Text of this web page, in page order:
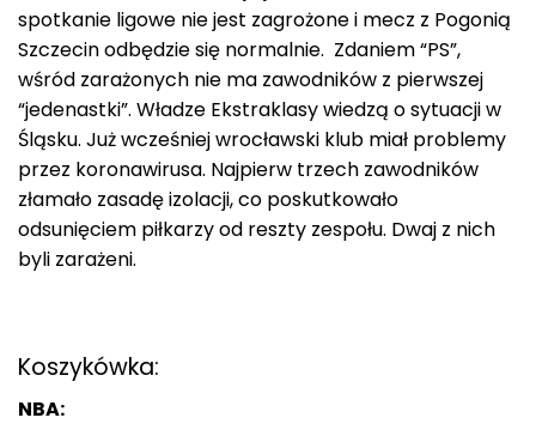
spotkanie ligowe nie jest zagrożone i mecz z Pogonią
Szczecin odbędzie się normalnie. Zdaniem “PS”,
wśród zarażonych nie ma zawodników z pierwszej
“jedenastki”. Władze Ekstraklasy wiedzą o sytuacji w
Śląsku. Już wcześniej wrocławski klub miał problemy
przez koronawirusa. Najpierw trzech zawodników
złamało zasadę izolacji, co poskutkowało
odsunięciem piłkarzy od reszty zespołu. Dwaj z nich
byli zarażeni.
Koszykówka:
NBA: